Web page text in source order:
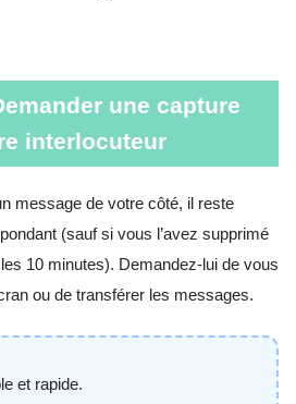
une capture
interlocuteur
message de votre côté, il reste
(sauf si vous l’avez supprimé
10 minutes). Demandez-lui de vous
ou de transférer les messages.
et rapide.